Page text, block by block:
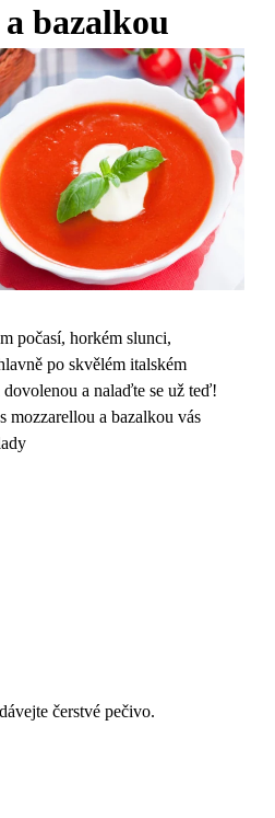
bazalkou
počasí, horkém slunci,
po skvělém italském
a nalaďte se už teď!
mozzarellou a bazalkou vás
čerstvé pečivo.